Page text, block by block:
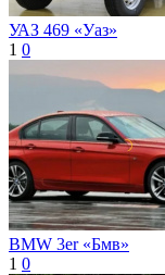
УАЗ 469 «Уаз»
1 0
BMW 3er «Бмв»
1 0